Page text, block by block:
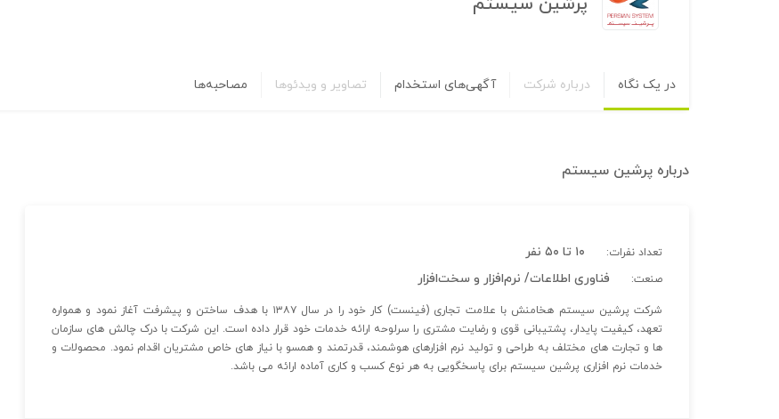
در یک نگاه درباره شرکت آگهی‌های استخدام تصاویر و ویدئوها مصاحبه‌ها
درباره پرشین سیستم
تعداد نفرات: ۱۰ تا ۵۰ نفر
صنعت: فناوری اطلاعات/ نرم‌افزار و سخت‌افزار
شرکت پرشین سیستم هخامنش با علامت تجاری (فینست) کار خود را در سال ۱۳۸۷ با هدف ساختن و پیشرفت آغاز نمود و همواره
تعهد، کیفیت پایدار، پشتیبانی قوی و رضایت مشتری را سرلوحه ارائه خدمات خود قرار داده است. این شرکت با درک چالش های سازمان
ها و تجارت های مختلف به طراحی و تولید نرم افزارهای هوشمند، قدرتمند و همسو با نیاز های خاص مشتریان اقدام نمود. محصولات و
خدمات نرم افزاری پرشین سیستم برای پاسخگویی به هر نوع کسب و کاری آماده ارائه می باشد.